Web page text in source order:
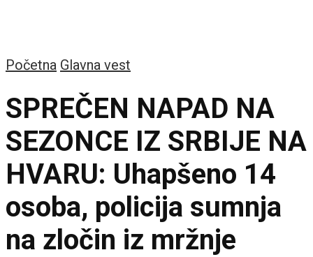
Početna Glavna vest
SPREČEN NAPAD NA
SEZONCE IZ SRBIJE NA
HVARU: Uhapšeno 14
osoba, policija sumnja
na zločin iz mržnje